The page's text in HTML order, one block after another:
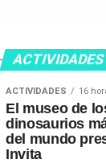
ACTIVIDADES
ACTIVIDADES 16
El museo de
dinosaurios
del mundo
Invita